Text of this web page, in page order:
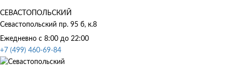
СЕВАСТОПОЛЬСКИЙ
Севастопольский пр. 95 б, к.8
Ежедневно с 8:00 до 22:00
+7 (499) 460-69-84